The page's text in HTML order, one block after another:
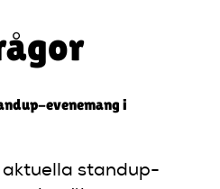
evenemang i
aktuella standup-